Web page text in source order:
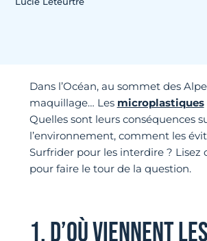
Dans l’Océan, au sommet des
maquillage… Les microplastiques
Quelles sont leurs conséquences
l’environnement, comment les
Surfrider pour les interdire ? Lisez
pour faire le tour de la question.
1. D’OÙ VIENNENT LES